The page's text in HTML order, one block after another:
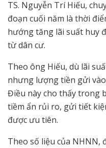
TS. Nguyễn Trí Hiếu,
đoạn cuối năm là thời
hướng tăng lãi suất huy
từ dân cư.
Theo ông Hiếu, dù lãi
nhưng lượng tiền gửi
Điều này cho thấy trong
tiềm ẩn rủi ro, gửi tiết
được ưu tiên.
Theo số liệu của NHNN,